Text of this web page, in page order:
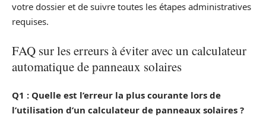
votre dossier et de suivre toutes les étapes administratives
requises.
FAQ sur les erreurs à éviter avec un calculateur
automatique de panneaux solaires
Q1 : Quelle est l’erreur la plus courante lors de
l’utilisation d’un calculateur de panneaux solaires ?